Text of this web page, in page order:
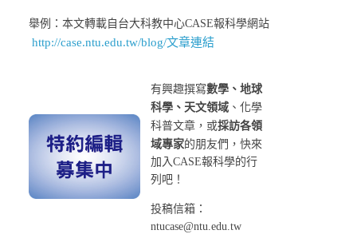
舉例：本文轉載自台大科教中心CASE報科學網站
http://case.ntu.edu.tw/blog/文章連結
有興趣撰寫數學、地球
科學、天文領域 、化學
科普文章，或採訪各領
域專家的朋友們，快來
加入CASE報科學的行
列吧！
投稿信箱：
ntucase@ntu.edu.tw